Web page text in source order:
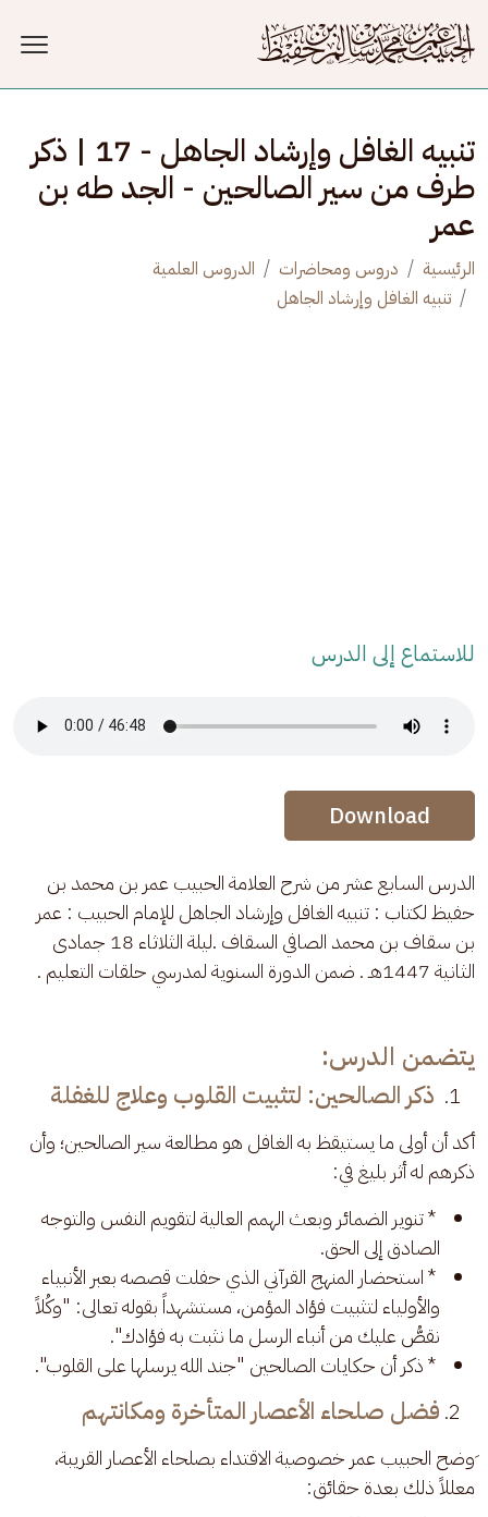
تنبيه الغافل وإرشاد الجاهل - 17 | ذكر
طرف من سير الصالحين - الجد طه بن
عمر
الرئيسية دروس ومحاضرات
الدروس العلمية
تنبيه الغافل وإرشاد الجاهل
للاستماع إلى الدرس
Audio Stream
Audio Stream
Download
الدرس السابع عشر من شرح العلامة الحبيب عمر بن محمد بن
حفيظ لكتاب : تنبيه الغافل وإرشاد الجاهل للإمام الحبيب : عمر
بن سقاف بن محمد الصافي السقاف .ليلة الثلاثاء 18 جمادى
الثانية 1447هـ . ضمن الدورة السنوية لمدرسي حلقات التعليم .
يتضمن الدرس:
ذكر الصالحين: لتثبيت القلوب وعلاج للغفلة
أكد أن أولى ما يستيقظ به الغافل هو مطالعة سير الصالحين؛ وأن
ذكرهم له أثر بليغ في:
* تنوير الضمائر وبعث الهمم العالية لتقويم النفس والتوجه
الصادق إلى الحق.
* استحضار المنهج القرآني الذي حفلت قصصه بعبر الأنبياء
والأولياء لتثبيت فؤاد المؤمن، مستشهداً بقوله تعالى: "وكُلاً
نقصُّ عليك من أنباء الرسل ما نثبت به فؤادك".
* ذكر أن حكايات الصالحين "جند الله يرسلها على القلوب".
فضل صلحاء الأعصار المتأخرة ومكانتهم
َوضح الحبيب عمر خصوصية الاقتداء بصلحاء الأعصار القريبة،
معللاً ذلك بعدة حقائق: